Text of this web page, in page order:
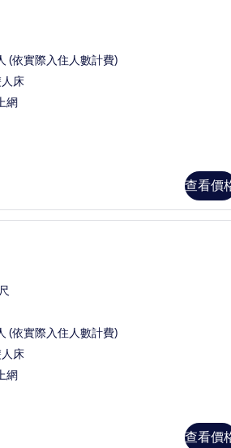
分
(依實際入住人數計費)
床
網
查看價
遮光布/窗簾、熨斗/熨衣板、
分
(依實際入住人數計費)
床
網
查看價